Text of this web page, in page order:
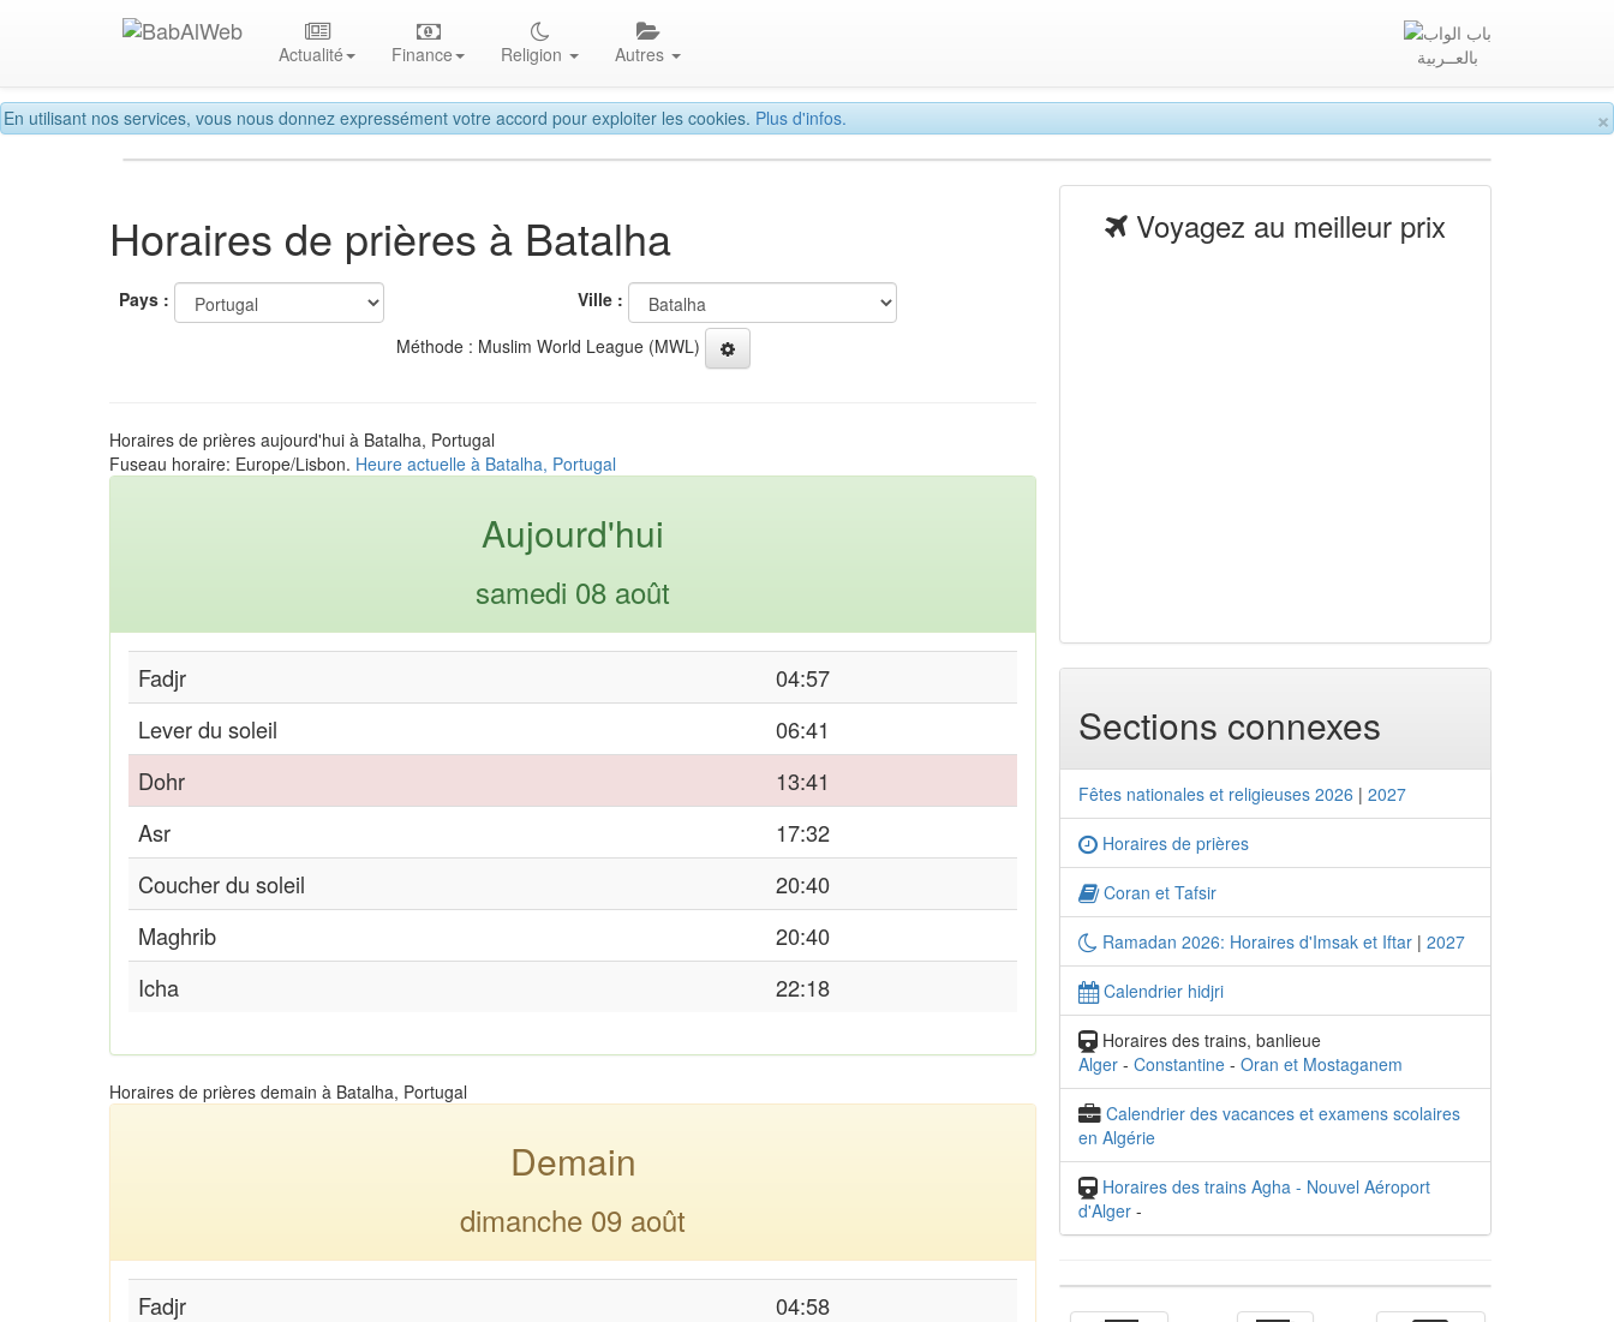
×
En utilisant nos services, vous nous donnez expressément votre accord pour exploiter les cookies. Plus d'infos.
Actualité Finance Religion Autres بالعــربية
Horaires de prières à Batalha
Pays :
Ville :
Méthode : Muslim World League (MWL)
Horaires de prières aujourd'hui à Batalha, Portugal
Fuseau horaire: Europe/Lisbon. Heure actuelle à Batalha, Portugal
Aujourd'hui
samedi 08 août
Fadjr
04:57
Lever du soleil
06:41
Dohr
13:41
Asr
17:32
Coucher du soleil
20:40
Maghrib
20:40
Icha
22:18
Horaires de prières demain à Batalha, Portugal
Demain
dimanche 09 août
Fadjr
04:58
Voyagez au meilleur prix
Sections connexes
Fêtes nationales et religieuses 2026 | 2027
Horaires de prières
Coran et Tafsir
Ramadan 2026: Horaires d'Imsak et Iftar | 2027
Calendrier hidjri
Horaires des trains, banlieue
Alger - Constantine - Oran et Mostaganem
Calendrier des vacances et examens scolaires
en Algérie
Horaires des trains Agha - Nouvel Aéroport
d'Alger -